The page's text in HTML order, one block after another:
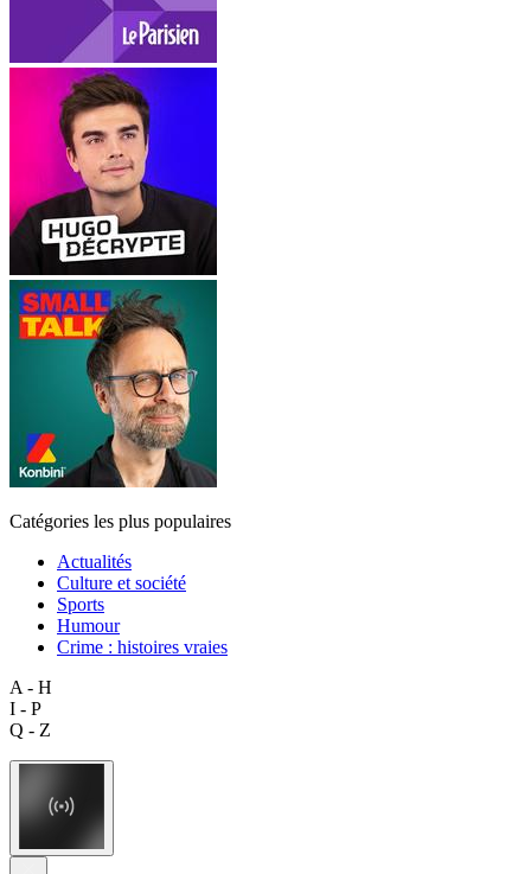
Catégories les plus populaires
Actualités
Culture et société
Sports
Humour
Crime : histoires vraies
A - H
I - P
Q - Z